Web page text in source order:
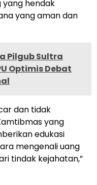
yang hendak
yang aman dan
Pilgub Sultra
Optimis Debat
dan tidak
yang
edukasi
mengenali uang
tindak kejahatan,”